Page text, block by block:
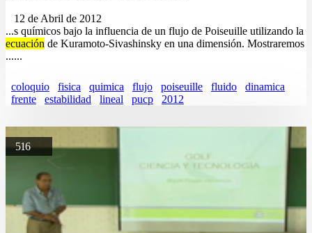
12 de Abril de 2012
...s químicos bajo la influencia de un flujo de Poiseuille utilizando la
ecuación de Kuramoto-Sivashinsky en una dimensión. Mostraremos
......
coloquio fisica quimica flujo poiseuille fluido
dinamica
frente
estabilidad lineal pucp 2012
516